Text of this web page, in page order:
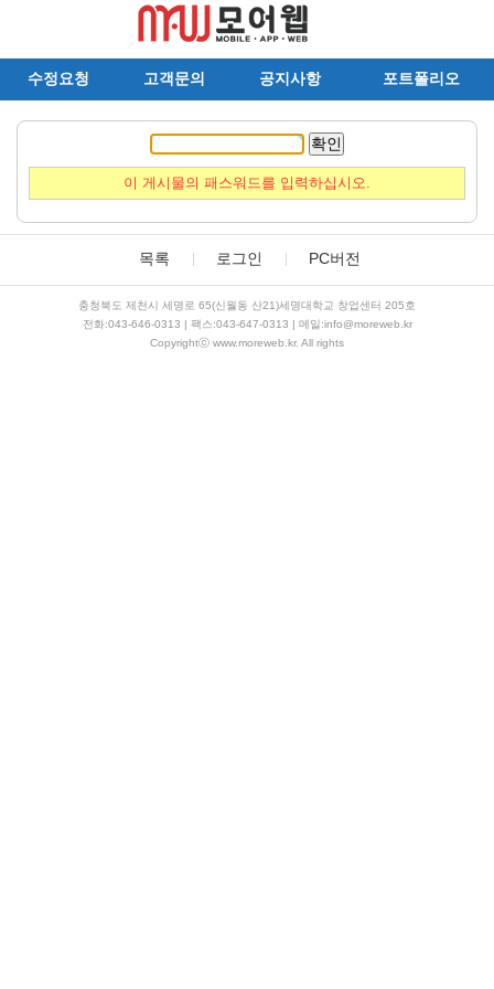
수정요청 고객문의 공지사항 포트폴리오
확인
이 게시물의 패스워드를 입력하십시오.
목록 로그인 PC버전
충청북도 제천시 세명로 65(신월동 산21)세명대학교 창업센터 205호
전화:043-646-0313 | 팩스:043-647-0313 | 메일:info@moreweb.kr
Copyrightⓒ www.moreweb.kr. All rights